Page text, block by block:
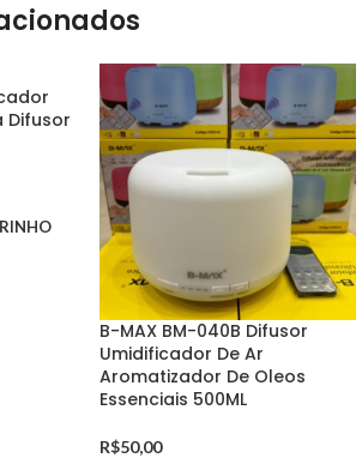
Difusor
B-MAX BM-040B Difusor
Umidificador De Ar
Aromatizador De Oleos
Essenciais 500ML
R$50,00